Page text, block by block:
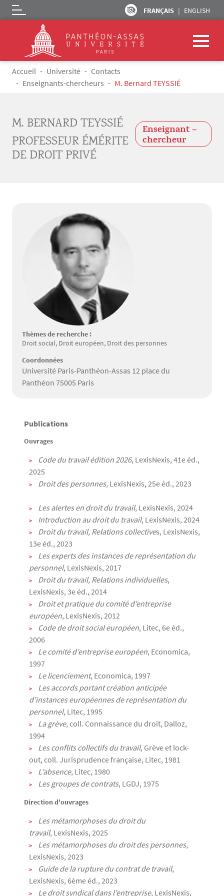
Aller au contenu principal
FRANÇAIS ENGLISH
Logo
Fil d'Ariane
Accueil Université
Contacts
Enseignants-chercheurs
M. Bernard TEYSSIÉ
M. BERNARD TEYSSIÉ
PROFESSEUR ÉMÉRITE
DE DROIT PRIVÉ
Enseignant –
chercheur
Thèmes de recherche :
Droit social, Droit européen, Droit des personnes
Coordonnées
Université Paris-Panthéon-Assas 12 place du
Panthéon 75005 Paris
Texte
Publications
Ouvrages
Code du travail édition 2026, LexisNexis, 41e éd.,
2025
Droit des personnes, LexisNexis, 25e éd., 2023
Les alertes en droit du travail, LexisNexis, 2024
Introduction au droit du travail, LexisNexis, 2024
Droit du travail, Relations collectives, LexisNexis,
13e éd., 2023
Les experts des instances de représentation du
personnel, LexisNexis, 2017
Droit du travail, Relations individuelles,
LexisNexis, 3e éd., 2014
Droit et pratique du comité d’entreprise
européen, LexisNexis, 2012
Code de droit social européen, Litec, 6e éd.,
2006
Le comité d’entreprise européen, Economica,
1997
Le licenciement, Economica, 1997
Les accords portant création anticipée
d’instances européennes de représentation du
personnel, Litec, 1995
La grève, coll. Connaissance du droit, Dalloz,
1994
Les conflits collectifs du travail, Grève et lock-
out, coll. Jurisprudence française, Litec, 1981
L’absence, Litec, 1980
Les groupes de contrats, LGDJ, 1975
Direction d'ouvrages
Les métamorphoses du droit du
travail, LexisNexis, 2025
Les métamorphoses du droit des personnes,
LexisNexis, 2023
Guide de la rupture du contrat de travail,
LexisNexis, 6ème éd., 2023
Le droit syndical dans l’entreprise, LexisNexis,